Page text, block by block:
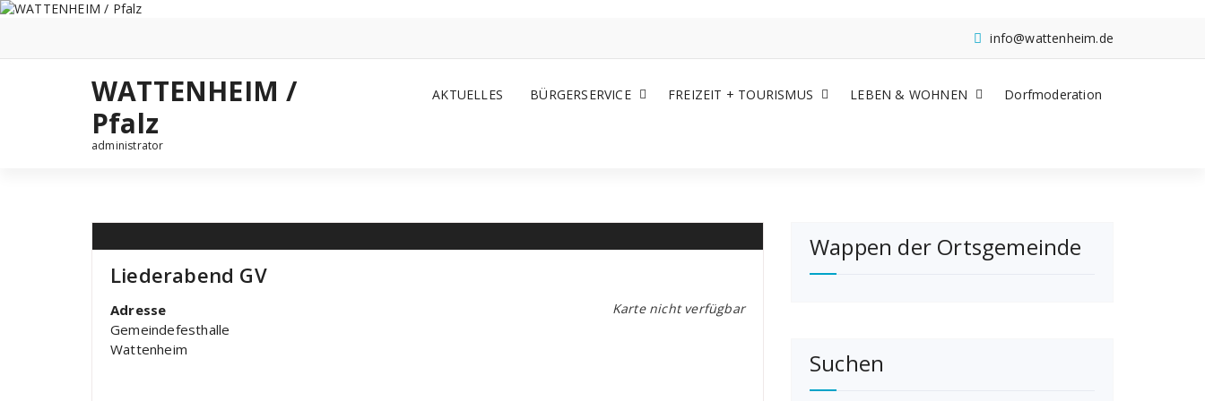
Zum
info@wattenheim.de
WATTENHEIM /
Pfalz
administrator
AKTUELLES BÜRGERSERVICE FREIZEIT + TOURISMUS LEBEN & WOHNEN Dorfmoderation
Liederabend GV
Karte nicht verfügbar
Adresse
Gemeindefesthalle
Wattenheim
Wappen der Ortsgemeinde
Suchen